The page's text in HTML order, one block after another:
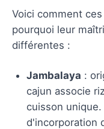
Voici comment
pourquoi leur
différentes :
Jambalaya :
cajun associe
cuisson
d'incorporation